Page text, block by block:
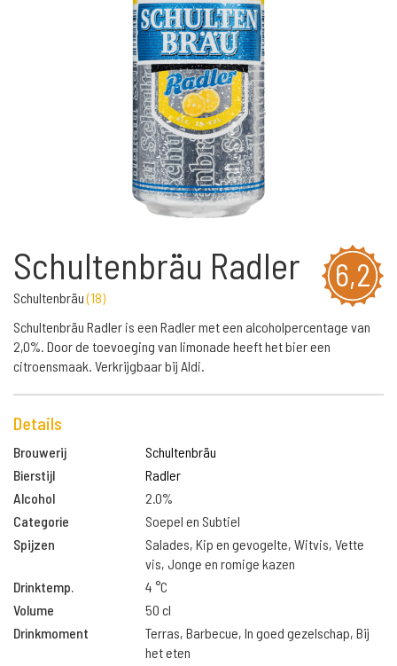
6,2
Schultenbräu Radler
Schultenbräu(18)
Schultenbräu Radler is een Radler met een alcoholpercentage van
2,0%. Door de toevoeging van limonade heeft het bier een
citroensmaak. Verkrijgbaar bij Aldi.
Details
Brouwerij
Schultenbräu
Bierstijl
Radler
Alcohol
2.0%
Categorie
Soepel en Subtiel
Spijzen
Salades, Kip en gevogelte, Witvis, Vette
vis, Jonge en romige kazen
Drinktemp.
4 °C
Volume
50 cl
Drinkmoment
Terras, Barbecue, In goed gezelschap, Bij
het eten